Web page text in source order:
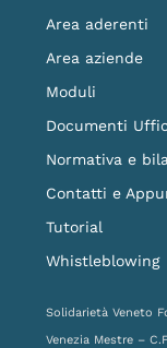
Area aderenti
Area aziende
Moduli
Documenti
Normativa e
Contatti e
Tutorial
Whistleblowing
Solidarietà Veneto
Venezia Mestre –